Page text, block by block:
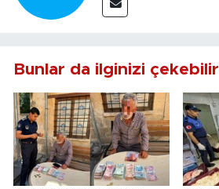
Bunlar da ilginizi çekebilir